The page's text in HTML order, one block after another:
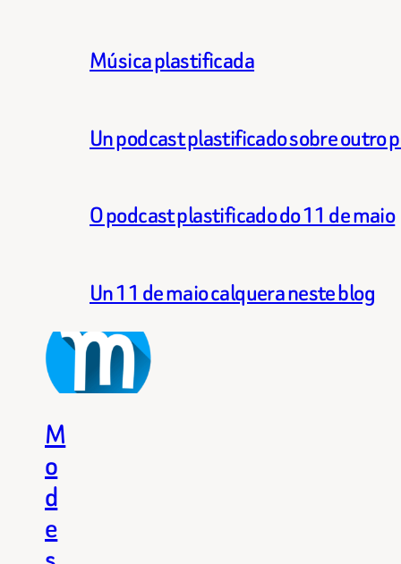
Música plastificada
Un podcast plastificado sobre outro
O podcast plastificado do 11 de maio
Un 11 de maio calquera neste blog
M
o
d
e